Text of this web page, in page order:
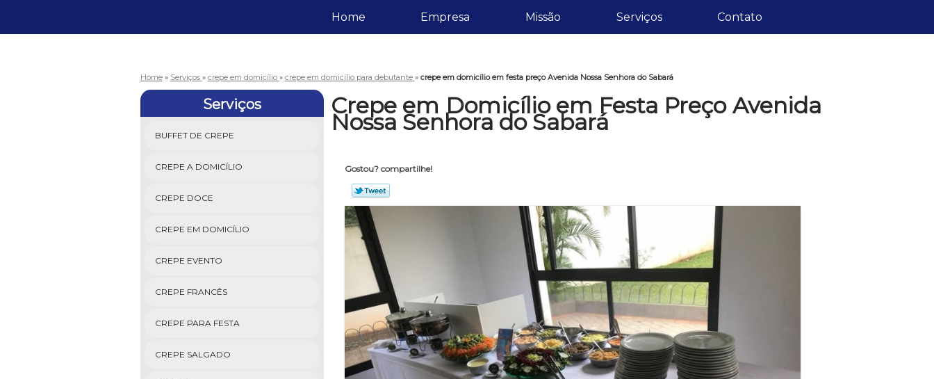
Home Empresa Missão Serviços Contato
Home » Serviços » crepe em domicílio » crepe em domicílio para debutante » crepe em domicílio em festa preço Avenida Nossa Senhora do Sabará
Serviços
BUFFET DE CREPE
CREPE A DOMICÍLIO
CREPE DOCE
CREPE EM DOMICÍLIO
CREPE EVENTO
CREPE FRANCÊS
CREPE PARA FESTA
CREPE SALGADO
Crepe em Domicílio em Festa Preço Avenida
Nossa Senhora do Sabará
Gostou? compartilhe!